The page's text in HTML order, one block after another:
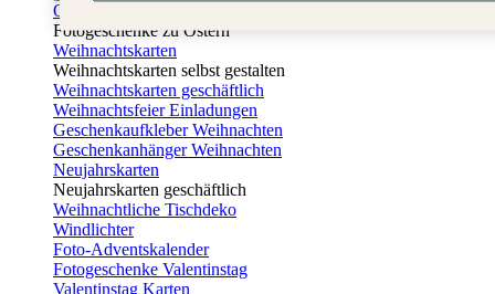
Osterkarten
Fotogeschenke zu Ostern
Weihnachtskarten
Weihnachtskarten selbst gestalten
Weihnachtskarten geschäftlich
Weihnachtsfeier Einladungen
Geschenkaufkleber Weihnachten
Geschenkanhänger Weihnachten
Neujahrskarten
Neujahrskarten geschäftlich
Weihnachtliche Tischdeko
Windlichter
Foto-Adventskalender
Fotogeschenke Valentinstag
Valentinstag Karten